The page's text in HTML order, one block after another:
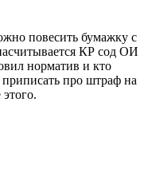
повесить бумажку с
КР сод ОИ
норматив и кто
про штраф на